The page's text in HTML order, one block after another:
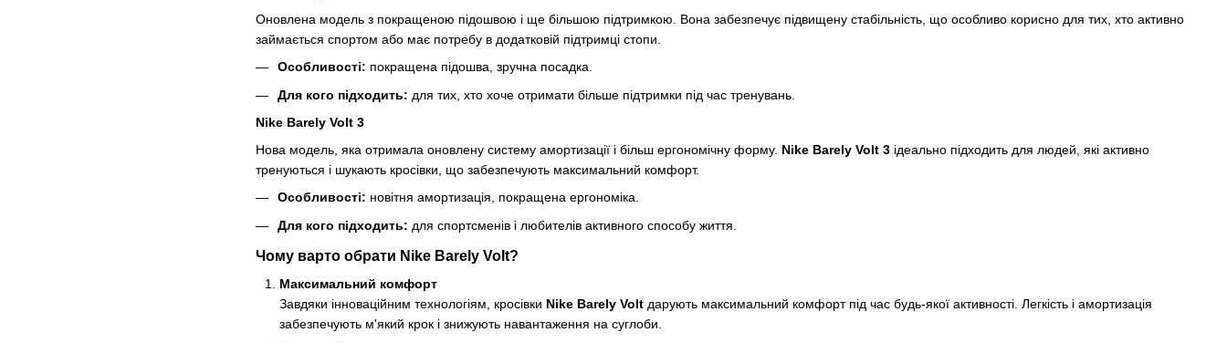
Оновлена модель з покращеною підошвою і ще більшою підтримкою. Вона забезпечує підвищену стабільність, що особливо корисно для тих, хто активно
займається спортом або має потребу в додатковій підтримці стопи.
Особливості: покращена підошва, зручна посадка.
Для кого підходить: для тих, хто хоче отримати більше підтримки під час тренувань.
Nike Barely Volt 3
Нова модель, яка отримала оновлену систему амортизації і більш ергономічну форму. Nike Barely Volt 3 ідеально підходить для людей, які активно
тренуються і шукають кросівки, що забезпечують максимальний комфорт.
Особливості: новітня амортизація, покращена ергономіка.
Для кого підходить: для спортсменів і любителів активного способу життя.
Чому варто обрати Nike Barely Volt?
Максимальний комфорт
Завдяки інноваційним технологіям, кросівки Nike Barely Volt дарують максимальний комфорт під час будь-якої активності. Легкість і амортизація
забезпечують м'який крок і знижують навантаження на суглоби.